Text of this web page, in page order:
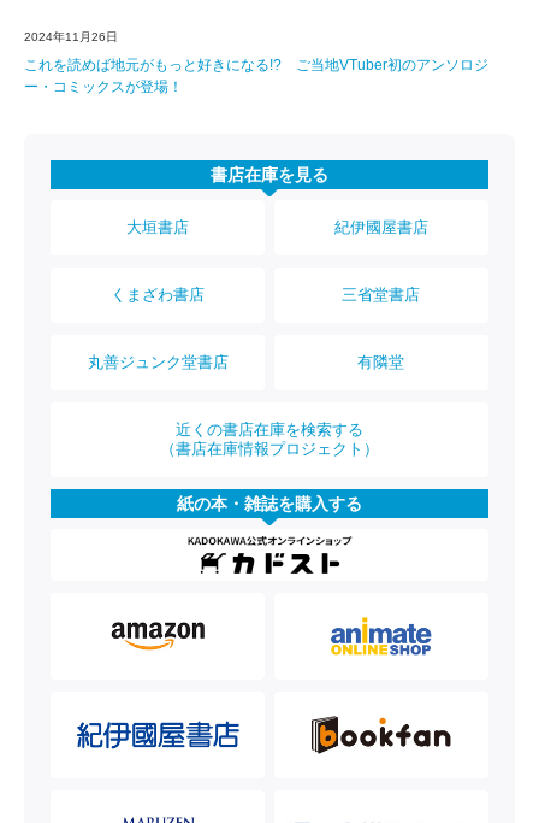
2024年11月26日
これを読めば地元がもっと好きになる!? ご当地VTuber初のアンソロジ
ー・コミックスが登場！
書店在庫を見る
大垣書店 紀伊國屋書店
くまざわ書店 三省堂書店
丸善ジュンク堂書店 有隣堂
近くの書店在庫を検索する
（書店在庫情報プロジェクト）
紙の本・雑誌を購入する